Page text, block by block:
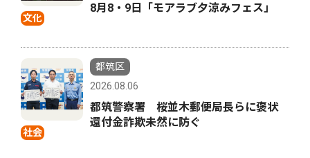
文化
8月8・9日「モアラブ夕涼みフェス」
社会
都筑区
2026.08.06
都筑警察署 桜並木郵便局長らに褒状
還付金詐欺未然に防ぐ